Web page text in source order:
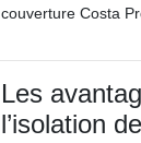
couverture Costa
Les
l’isolation